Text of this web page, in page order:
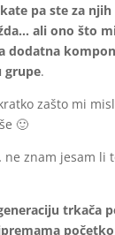
pa ste za
ali ono što
dodatna
grupe.
zašto mi
🙂
znam jesam li
trkača